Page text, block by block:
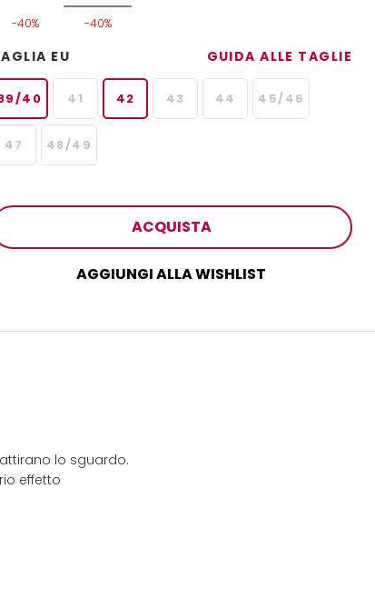
-40% -40%
EU GUIDA ALLE TAGLIE
40 41 42 43 44 45/46
47 48/49
ACQUISTA
AGGIUNGI ALLA WISHLIST
lo sguardo.
effetto